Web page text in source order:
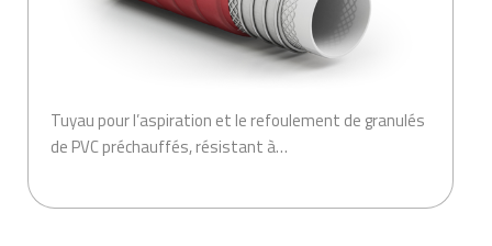
Tuyau pour l’aspiration et le refoulement de granulés
de PVC préchauffés, résistant à…